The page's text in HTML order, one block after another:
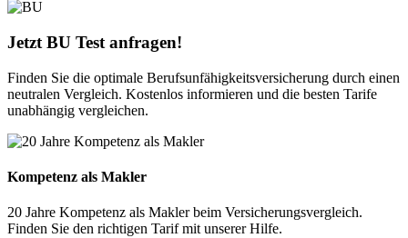
Jetzt BU Test anfragen!
Finden Sie die optimale Berufsunfähigkeitsversicherung durch einen
neutralen Vergleich. Kostenlos informieren und die besten Tarife
unabhängig vergleichen.
Kompetenz als Makler
20 Jahre Kompetenz als Makler beim Versicherungsvergleich.
Finden Sie den richtigen Tarif mit unserer Hilfe.